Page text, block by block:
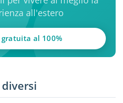
all'estero
al 100%